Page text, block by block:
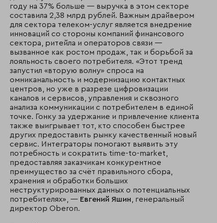
году на 37% больше — выручка в этом секторе
составила 2,38 млрд рублей. Важным драйвером
для сектора телеком-услуг является внедрение
инноваций со стороны компаний финансового
сектора, ритейла и операторов связи —
вызванное как ростом продаж, так и борьбой за
лояльность своего потребителя. «Этот тренд
запустил «вторую волну» спроса на
омниканальность и модернизацию контактных
центров, но уже в разрезе цифровизации
каналов и сервисов, управления и сквозного
анализа коммуникации с потребителем в единой
точке. Гонку за удержание и привлечение клиента
также выигрывает тот, кто способен быстрее
других предоставить рынку качественный новый
сервис. Интеграторы помогают выявить эту
потребность и сократить time-to-market,
предоставляя заказчикам конкурентное
преимущество за счёт правильного сбора,
хранения и обработки больших
неструктурированных данных о потенциальных
потребителях», — Евгений Яшин , генеральный
директор Oberon.